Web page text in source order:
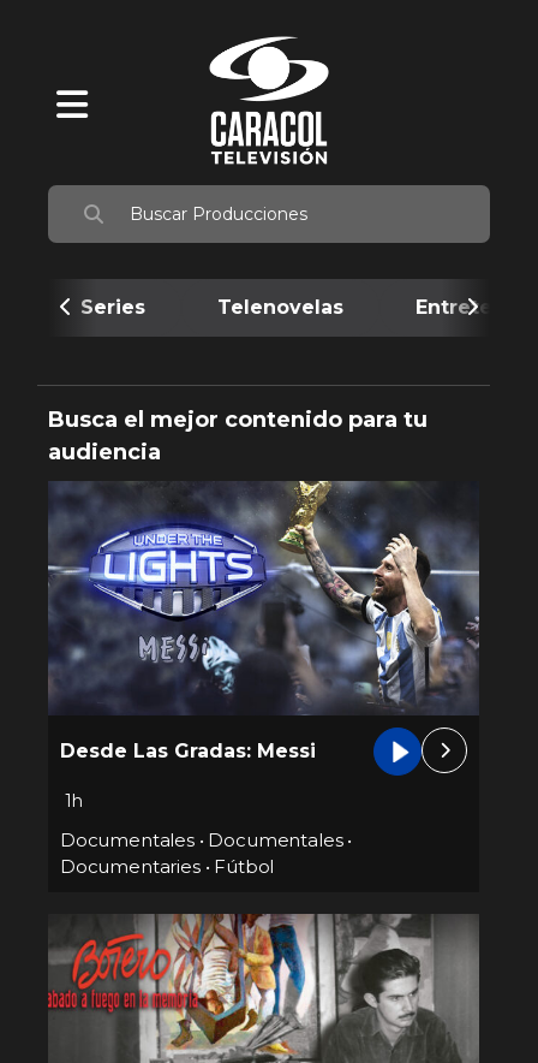
Series Telenovelas
Busca el mejor contenido para tu
audiencia
Desde Las Gradas: Messi
1h
Documentales• Documentales•
Documentaries• Fútbol